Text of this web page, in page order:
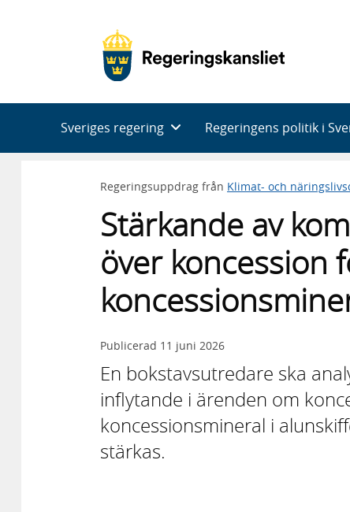
Sveriges regering Regeringens politik i
Regeringsuppdrag från Klimat- och
Stärkande av
över koncession
Publicerad 11 juni 2026
En bokstavsutredare ska
inflytande i ärenden om
koncessionsmineral i
stärkas.